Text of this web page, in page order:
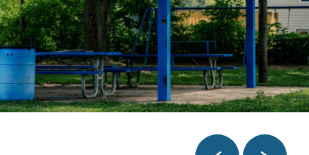
Anterior